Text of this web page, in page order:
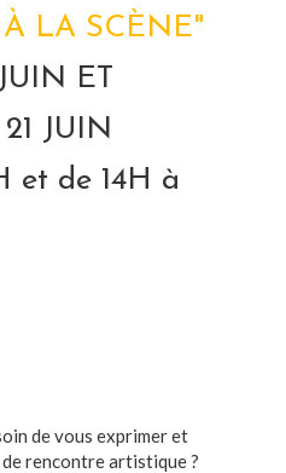
LA SCÈNE"
ET
JUIN
et de 14H à
de vous exprimer et
de rencontre artistique ?